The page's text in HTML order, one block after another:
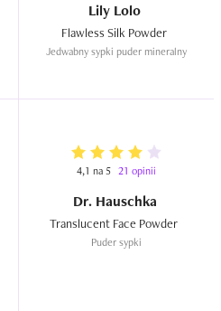
Lily Lolo
Jedwabny sypki puder mineralny
4,1 na 5 21 opinii
Dr. Hauschka
Puder sypki